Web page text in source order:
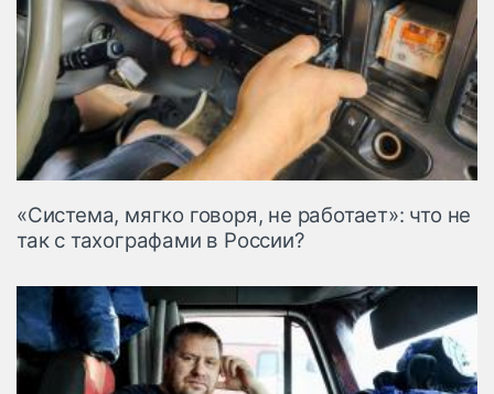
«Система, мягко говоря, не работает»: что не
так с тахографами в России?